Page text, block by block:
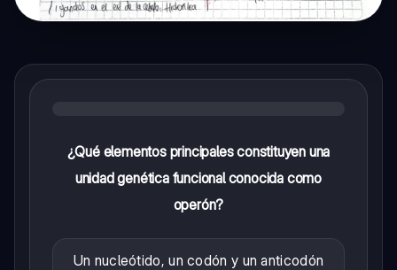
¿Qué elementos principales constituyen una
unidad genética funcional conocida como
operón?
Un nucleótido, un codón y un anticodón